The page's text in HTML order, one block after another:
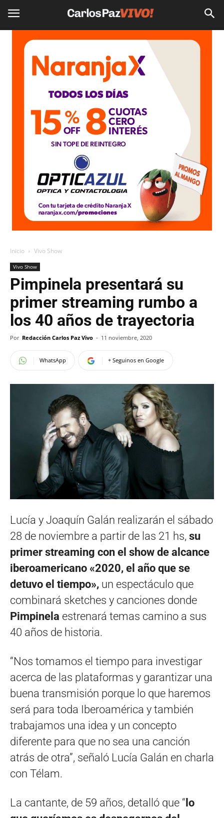
Inicio Vivo Show
Vivo Show
Pimpinela presentará su
primer streaming rumbo a
los 40 años de trayectoria
Por Redacción Carlos Paz Vivo - 11 noviembre, 2020
WhatsApp + Seguinos en Google
Lucía y Joaquín Galán realizarán el sábado
28 de noviembre a partir de las 21 hs, su
primer streaming con el show de alcance
iberoamericano «2020, el año que se
detuvo el tiempo», un espectáculo que
combinará sketches y canciones donde
Pimpinela estrenará temas camino a sus
40 años de historia.
“Nos tomamos el tiempo para investigar
acerca de las plataformas y garantizar una
buena transmisión porque lo que haremos
será para toda Iberoamérica y también
trabajamos una idea y un concepto
diferente para que no sea una canción
atrás de otra”, señaló Lucía Galán en charla
con Télam.
La cantante, de 59 años, detalló que “ lo